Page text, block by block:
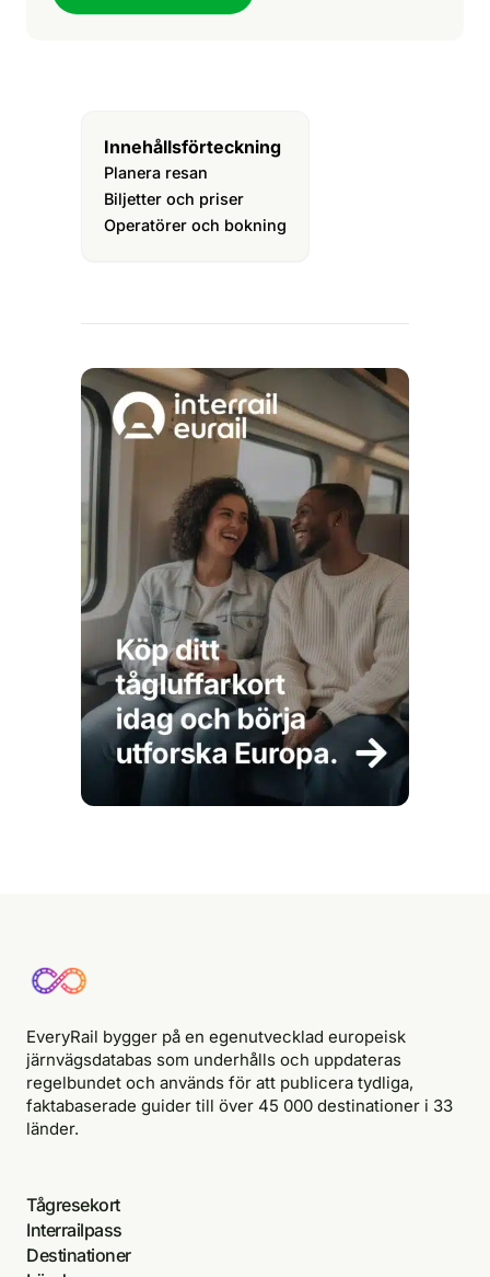
Innehållsförteckning
Planera resan
Biljetter och priser
Operatörer och bokning
EveryRail bygger på en egenutvecklad europeisk
järnvägsdatabas som underhålls och uppdateras
regelbundet och används för att publicera tydliga,
faktabaserade guider till över 45 000 destinationer i 33
länder.
Tågresekort
Interrailpass
Destinationer